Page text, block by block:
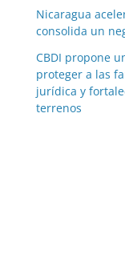
Nicaragua
consolida un
CBDI propone
proteger a las
jurídica y
terrenos